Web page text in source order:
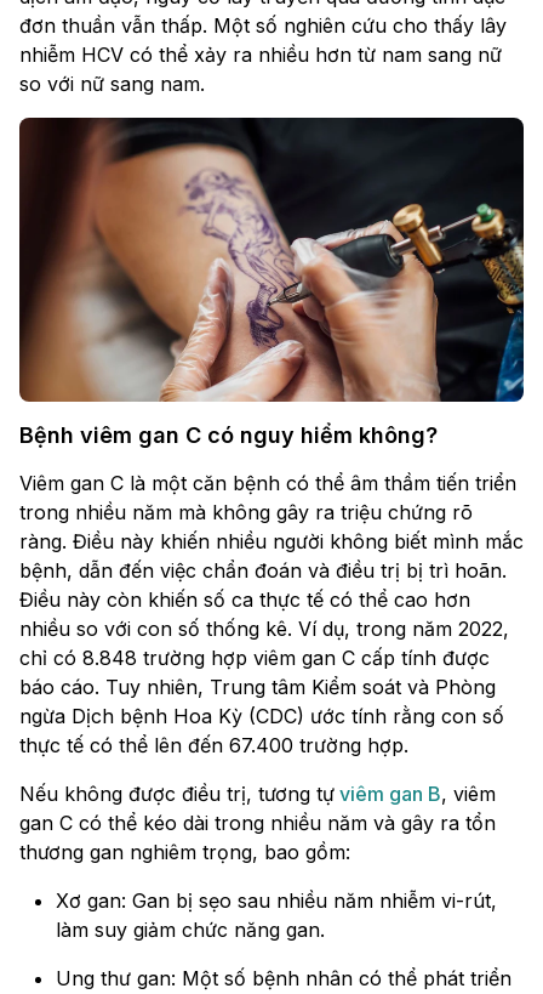
đơn thuần vẫn thấp. Một số nghiên cứu cho thấy lây
nhiễm HCV có thể xảy ra nhiều hơn từ nam sang nữ
so với nữ sang nam.
Bệnh viêm gan C có nguy hiểm không?
Viêm gan C là một căn bệnh có thể âm thầm tiến triển
trong nhiều năm mà không gây ra triệu chứng rõ
ràng. Điều này khiến nhiều người không biết mình mắc
bệnh, dẫn đến việc chẩn đoán và điều trị bị trì hoãn.
Điều này còn khiến số ca thực tế có thể cao hơn
nhiều so với con số thống kê. Ví dụ, trong năm 2022,
chỉ có 8.848 trường hợp viêm gan C cấp tính được
báo cáo. Tuy nhiên, Trung tâm Kiểm soát và Phòng
ngừa Dịch bệnh Hoa Kỳ (CDC) ước tính rằng con số
thực tế có thể lên đến 67.400 trường hợp.
Nếu không được điều trị, tương tự viêm gan B, viêm
gan C có thể kéo dài trong nhiều năm và gây ra tổn
thương gan nghiêm trọng, bao gồm:
Xơ gan: Gan bị sẹo sau nhiều năm nhiễm vi-rút,
làm suy giảm chức năng gan.
Ung thư gan: Một số bệnh nhân có thể phát triển